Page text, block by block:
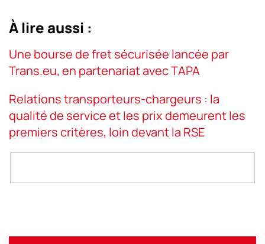
À lire aussi :
Une bourse de fret sécurisée lancée par
Trans.eu, en partenariat avec TAPA
Relations transporteurs-chargeurs : la
qualité de service et les prix demeurent les
premiers critères, loin devant la RSE